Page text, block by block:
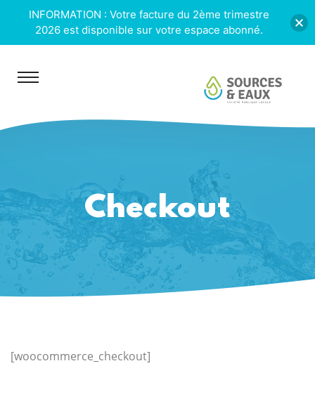
Checkout
[woocommerce_checkout]
INFORMATION : Votre facture du 2ème trimestre
2026 est disponible sur votre espace abonné.